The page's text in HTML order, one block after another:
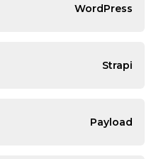
WordPress
Strapi
Payload